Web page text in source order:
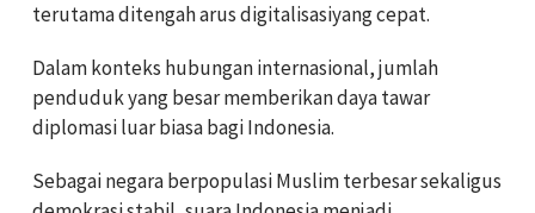
terutama ditengah arus digitalisasiyang cepat.
Dalam konteks hubungan internasional, jumlah
penduduk yang besar memberikan daya tawar
diplomasi luar biasa bagi Indonesia.
Sebagai negara berpopulasi Muslim terbesar sekaligus